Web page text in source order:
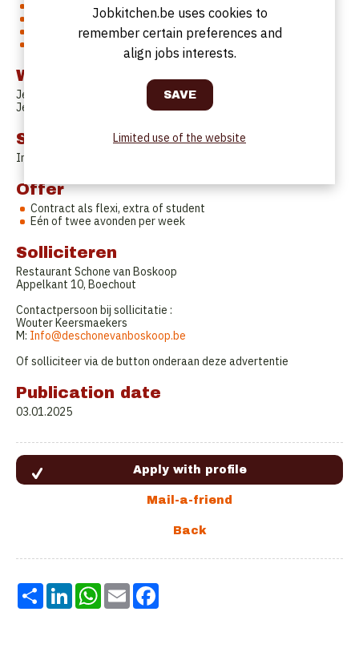
Je kunt zelfstandig werken
Je bent proper en hygiënisch
Je werkt snel en grondig
Je bent stipt en betrouwbaar
Work Schedule
Je werkt op vrijdag om de twee weken.
Je werkt elke zaterdag.
Start date
In overleg.
Offer
Contract als flexi, extra of student
Eén of twee avonden per week
Solliciteren
Restaurant Schone van Boskoop
Appelkant 10, Boechout
Contactpersoon bij sollicitatie :
Wouter Keersmaekers
M: Info@deschonevanboskoop.be
Of solliciteer via de button onderaan deze advertentie
Publication date
03.01.2025
Share LinkedInWhatsApp
Email
Jobkitchen.be uses cookies to
remember certain preferences and
align jobs interests.
Limited use of the website